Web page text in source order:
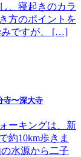
、寝起きのカラ
方のポイントを
みですが、 […]
寺〜深大寺
ーキングは、新
約10km歩きま
水源から二子